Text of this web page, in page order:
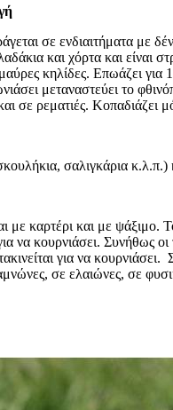
σε ενδιαιτήματα με
και χόρτα και
κηλίδες. Επωάζει για
μεταναστεύει το
σε ρεματιές. Κοπαδιάζει
σαλιγκάρια κ.λ.π.)
με καρτέρι και με ψάξιμο.
να κουρνιάσει. Συνήθως
για να
σε ελαιώνες, σε